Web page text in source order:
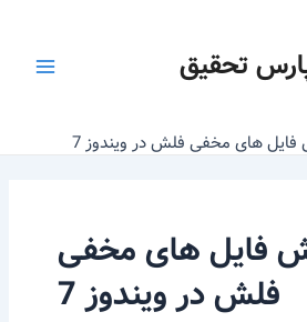
تحقیق
فایل های مخفی فلش در ویندوز 7
فایل های مخفی
فلش در ویندوز 7